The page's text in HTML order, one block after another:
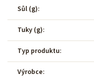
Sůl (g):
Tuky (g):
Typ produktu:
Výrobce: